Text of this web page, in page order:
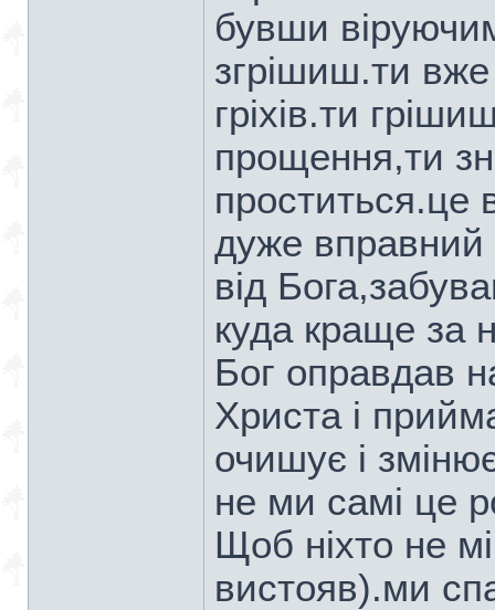
бувши
згрішиш.ти вже
гріхів.ти
прощення,ти
проститься.це
дуже
від
куда краще за
Бог оправдав
Христа і
очишує і
не ми самі це
Щоб ніхто не
вистояв).ми